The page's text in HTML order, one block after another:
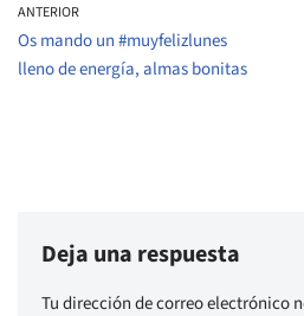
ANTERIOR
Os mando un #muyfelizlunes
lleno de energía, almas bonitas
Deja una respuesta
Tu dirección de correo electrónico